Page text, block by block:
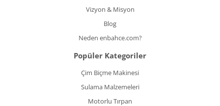
Vizyon & Misyon
Blog
Neden enbahce.com?
Popüler Kategoriler
Çim Biçme Makinesi
Sulama Malzemeleri
Motorlu Tırpan